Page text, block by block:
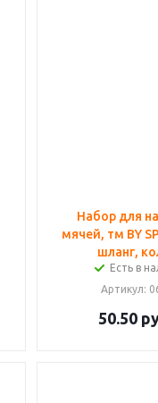
Набор для
мячей, тм BY
шланг,
Есть в
Артикул:
50.50